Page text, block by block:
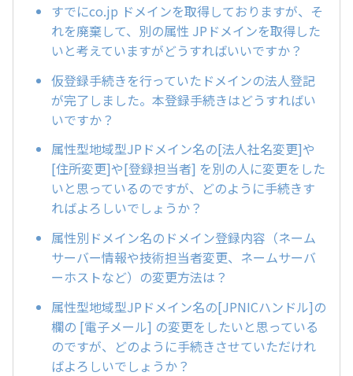
すでにco.jp ドメインを取得しておりますが、そ
れを廃棄して、別の属性 JPドメインを取得した
いと考えていますがどうすればいいですか？
仮登録手続きを行っていたドメインの法人登記
が完了しました。本登録手続きはどうすればい
いですか？
属性型地域型JPドメイン名の[法人社名変更]や
[住所変更]や[登録担当者] を別の人に変更をした
いと思っているのですが、どのように手続きす
ればよろしいでしょうか？
属性別ドメイン名のドメイン登録内容（ネーム
サーバー情報や技術担当者変更、ネームサーバ
ーホストなど）の変更方法は？
属性型地域型JPドメイン名の[JPNICハンドル]の
欄の [電子メール] の変更をしたいと思っている
のですが、どのように手続きさせていただけれ
ばよろしいでしょうか？